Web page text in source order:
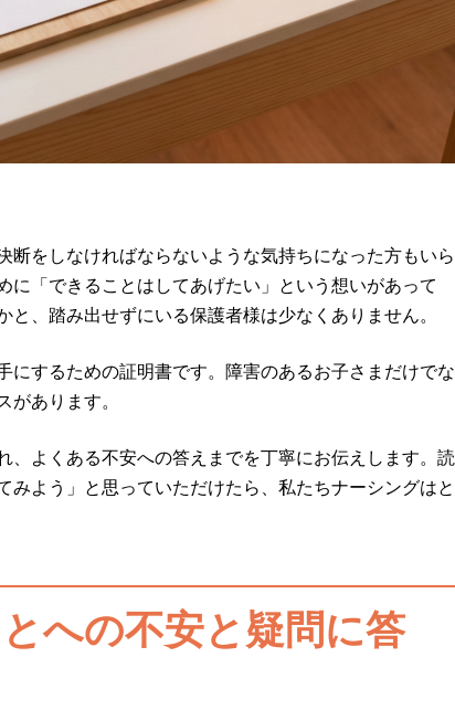
断をしなければならないような気持ちになった方もいら
に「できることはしてあげたい」という想いがあって
、踏み出せずにいる保護者様は少なくありません。
するための証明書です。障害のあるお子さまだけでな
があります。
、よくある不安への答えまでを丁寧にお伝えします。読
よう」と思っていただけたら、私たちナーシングはと
への不安と疑問に答